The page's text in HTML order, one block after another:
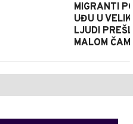
MIGRANTI
UĐU U
LJUDI
MALOM